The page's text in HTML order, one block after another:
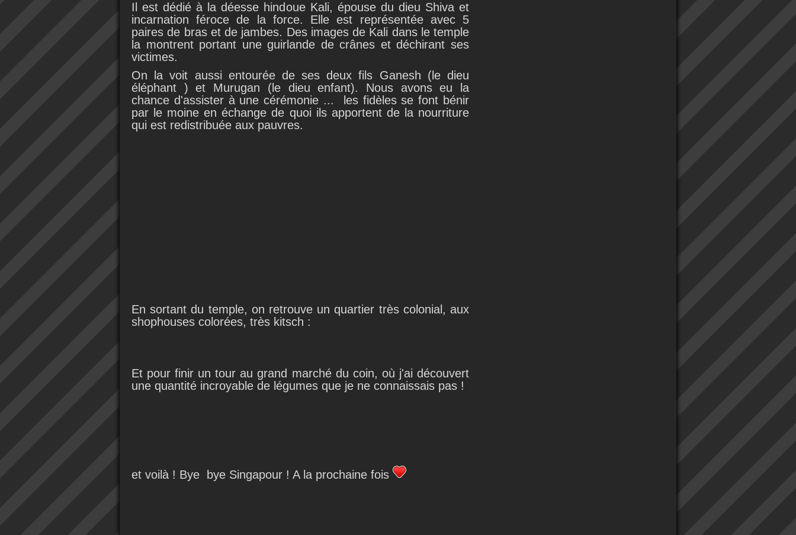
Il est dédié à la déesse hindoue Kali, épouse du dieu Shiva et
incarnation féroce de la force. Elle est représentée avec 5
paires de bras et de jambes. Des images de Kali dans le temple
la montrent portant une guirlande de crânes et déchirant ses
victimes.
On la voit aussi entourée de ses deux fils Ganesh (le dieu
éléphant ) et Murugan (le dieu enfant). Nous avons eu la
chance d'assister à une cérémonie ... les fidèles se font bénir
par le moine en échange de quoi ils apportent de la nourriture
qui est redistribuée aux pauvres.
En sortant du temple, on retrouve un quartier très colonial, aux
shophouses colorées, très kitsch :
Et pour finir un tour au grand marché du coin, où j'ai découvert
une quantité incroyable de légumes que je ne connaissais pas !
et voilà ! Bye bye Singapour ! A la prochaine fois